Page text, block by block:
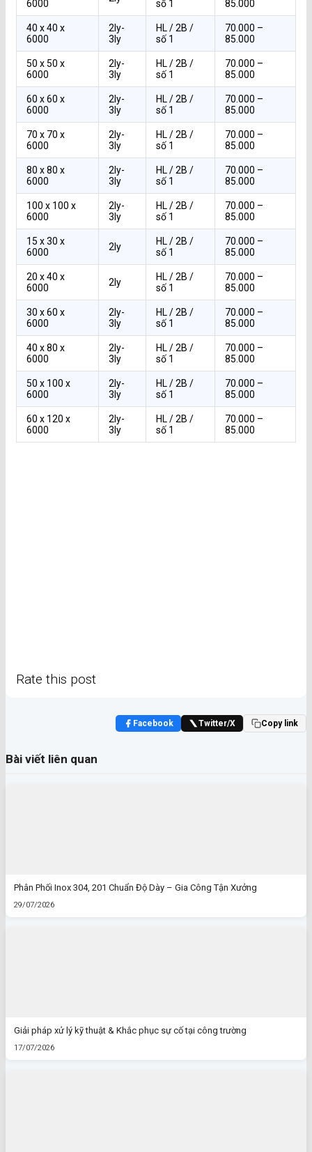
6000
số 1
85.000
40 x 40 x
6000
2ly-
3ly
HL / 2B /
số 1
70.000 –
85.000
50 x 50 x
6000
2ly-
3ly
HL / 2B /
số 1
70.000 –
85.000
60 x 60 x
6000
2ly-
3ly
HL / 2B /
số 1
70.000 –
85.000
70 x 70 x
6000
2ly-
3ly
HL / 2B /
số 1
70.000 –
85.000
80 x 80 x
6000
2ly-
3ly
HL / 2B /
số 1
70.000 –
85.000
100 x 100 x
6000
2ly-
3ly
HL / 2B /
số 1
70.000 –
85.000
15 x 30 x
6000
2ly
HL / 2B /
số 1
70.000 –
85.000
20 x 40 x
6000
2ly
HL / 2B /
số 1
70.000 –
85.000
30 x 60 x
6000
2ly-
3ly
HL / 2B /
số 1
70.000 –
85.000
40 x 80 x
6000
2ly-
3ly
HL / 2B /
số 1
70.000 –
85.000
50 x 100 x
6000
2ly-
3ly
HL / 2B /
số 1
70.000 –
85.000
60 x 120 x
6000
2ly-
3ly
HL / 2B /
số 1
70.000 –
85.000
Rate this post
Facebook Twitter/X Copy link
Bài viết liên quan
Phân Phối Inox 304, 201 Chuẩn Độ Dày – Gia Công Tận Xưởng
29/07/2026
Giải pháp xử lý kỹ thuật & Khắc phục sự cố tại công trường
17/07/2026